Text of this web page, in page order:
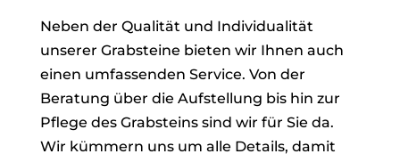
Neben der Qualität und Individualität
unserer Grabsteine bieten wir Ihnen auch
einen umfassenden Service. Von der
Beratung über die Aufstellung bis hin zur
Pflege des Grabsteins sind wir für Sie da.
Wir kümmern uns um alle Details, damit